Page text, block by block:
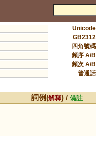
Unicode
GB2312
四角號碼
頻序 A/B
頻次 A/B
普通話
詞例(解釋) /備註